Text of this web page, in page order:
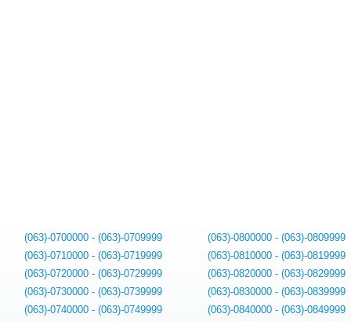
(063)-0700000 - (063)-0709999
(063)-0710000 - (063)-0719999
(063)-0720000 - (063)-0729999
(063)-0730000 - (063)-0739999
(063)-0740000 - (063)-0749999
(063)-0800000 - (063)-0809999
(063)-0810000 - (063)-0819999
(063)-0820000 - (063)-0829999
(063)-0830000 - (063)-0839999
(063)-0840000 - (063)-0849999